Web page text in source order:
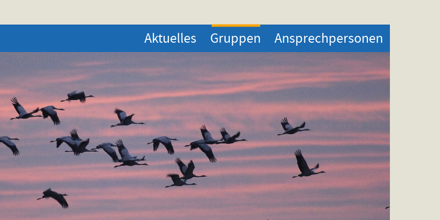
Aktuelles Gruppen Ansprechpersonen